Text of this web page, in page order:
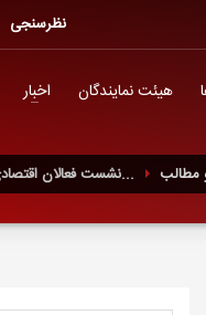
نظرسنجی
هیئت نمایندگان اخبار
نشست فعالان اقتصادی استان گلست... مطالب